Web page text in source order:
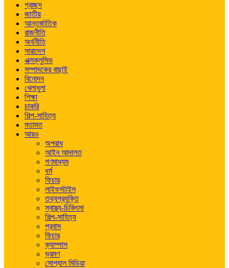
প্রচ্ছদ
জাতীয়
আন্তর্জাতিক
রাজনীতি
অর্থনীতি
সারাদেশ
এক্সক্লুসিভ
সম্পাদকের বাছাই
বিনোদন
খেলাধুলা
শিক্ষা
চাকরি
শিল্প-সাহিত্য
মতামত
আরও
অপরাধ
আইন আদালত
গণমাধ্যম
ধর্ম
ফিচার
লাইফস্টাইল
তথ্যপ্রযুক্তি
স্বাস্থ্য-চিকিৎসা
শিল্প-সাহিত্য
প্রবাস
ফিচার
ক্যাম্পাস
ভ্রমণ
সোশ্যাল মিডিয়া